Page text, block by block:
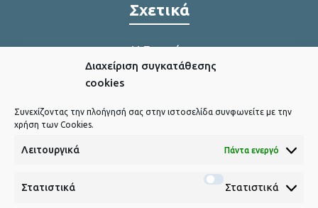
Διαχείριση συγκατάθεσης
cookies
Συνεχίζοντας την πλοήγησή σας στην ιστοσελίδα συνφωνείτε με την
χρήση των Cookies.
Λειτουργικά Πάντα ενεργό
Στατιστικά Στατιστικά
Σχετικά
Η Εταιρία
Η παραγωγή μας
Πολιτική Cookies